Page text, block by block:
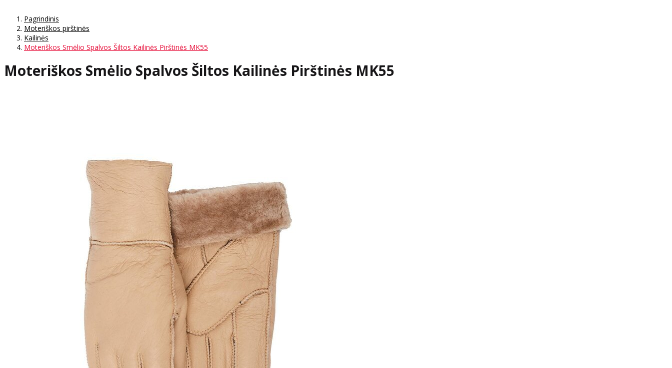
Pagrindinis
Moteriškos pirštinės
Kailinės
Moteriškos Smėlio Spalvos Šiltos Kailinės Pirštinės MK55
Moteriškos Smėlio Spalvos Šiltos Kailinės Pirštinės MK55